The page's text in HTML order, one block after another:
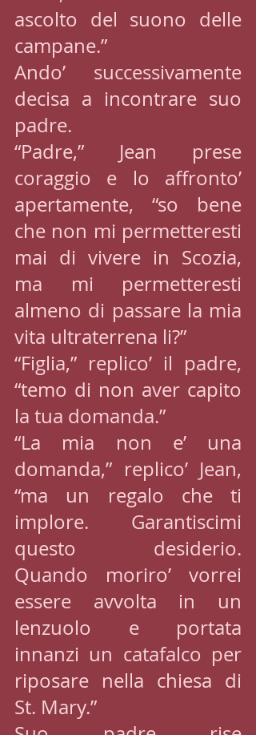
ascolto del suono delle
campane.”
Ando’ successivamente
decisa a incontrare suo
padre.
“Padre,” Jean prese
coraggio e lo affronto’
apertamente, “so bene
che non mi permetteresti
mai di vivere in Scozia,
ma mi permetteresti
almeno di passare la mia
vita ultraterrena li?”
“Figlia,” replico’ il padre,
“temo di non aver capito
la tua domanda.”
“La mia non e’ una
domanda,” replico’ Jean,
“ma un regalo che ti
implore. Garantiscimi
questo desiderio.
Quando moriro’ vorrei
essere avvolta in un
lenzuolo e portata
innanzi un catafalco per
riposare nella chiesa di
St. Mary.”